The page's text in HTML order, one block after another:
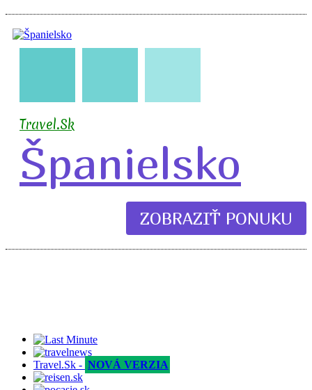
🇪🇸
Travel.Sk
Španielsko
ZOBRAZIŤ PONUKU
Travel.Sk - NOVÁ VERZIA